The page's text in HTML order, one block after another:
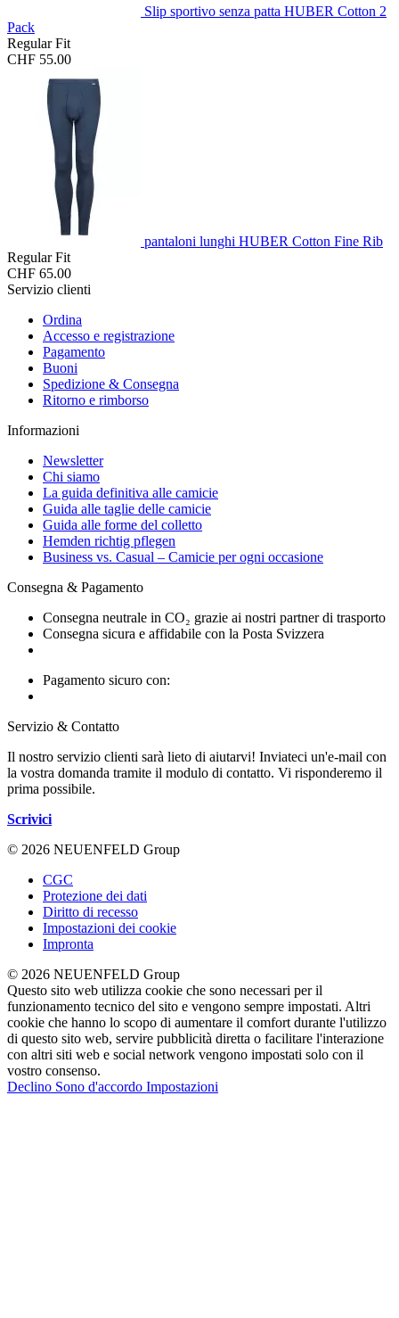
Slip sportivo senza patta HUBER Cotton 2
Pack
Regular Fit
CHF 55.00
pantaloni lunghi HUBER Cotton Fine Rib
Regular Fit
CHF 65.00
Servizio clienti
Ordina
Accesso e registrazione
Pagamento
Buoni
Spedizione & Consegna
Ritorno e rimborso
Informazioni
Newsletter
Chi siamo
La guida definitiva alle camicie
Guida alle taglie delle camicie
Guida alle forme del colletto
Hemden richtig pflegen
Business vs. Casual – Camicie per ogni occasione
Consegna & Pagamento
Consegna neutrale in CO₂ grazie ai nostri partner di trasporto
Consegna sicura e affidabile con la Posta Svizzera
Pagamento sicuro con:
Servizio & Contatto
Il nostro servizio clienti sarà lieto di aiutarvi! Inviateci un'e-mail con
la vostra domanda tramite il modulo di contatto. Vi risponderemo il
prima possibile.
Scrivici
© 2026 NEUENFELD Group
CGC
Protezione dei dati
Diritto di recesso
Impostazioni dei cookie
Impronta
© 2026 NEUENFELD Group
Questo sito web utilizza cookie che sono necessari per il
funzionamento tecnico del sito e vengono sempre impostati. Altri
cookie che hanno lo scopo di aumentare il comfort durante l'utilizzo
di questo sito web, servire pubblicità diretta o facilitare l'interazione
con altri siti web e social network vengono impostati solo con il
vostro consenso.
Declino Sono d'accordo Impostazioni